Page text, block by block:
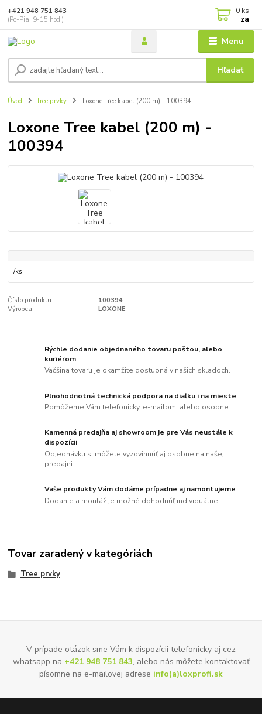
Menu
Hľadať
+421 948 751 843
(Po-Pia, 9-15 hod.)
0 ks
za
Úvod Tree prvky Loxone Tree kabel (200 m) - 100394
Loxone Tree kabel (200 m) -
100394
/ks
Číslo produktu:
100394
Výrobca:
LOXONE
Rýchle dodanie objednaného tovaru poštou, alebo
kuriérom
Väčšina tovaru je okamžite dostupná v našich skladoch.
Plnohodnotná technická podpora na diaľku i na mieste
Pomôžeme Vám telefonicky, e-mailom, alebo osobne.
Kamenná predajňa aj showroom je pre Vás neustále k
dispozícii
Objednávku si môžete vyzdvihnúť aj osobne na našej
predajni.
Vaše produkty Vám dodáme prípadne aj namontujeme
Dodanie a montáž je možné dohodnúť individuálne.
Tovar zaradený v kategóriách
Tree prvky
V prípade otázok sme Vám k dispozícii telefonicky aj cez
whatsapp na +421 948 751 843, alebo nás môžete kontaktovať
písomne na e-mailovej adrese info(a)loxprofi.sk